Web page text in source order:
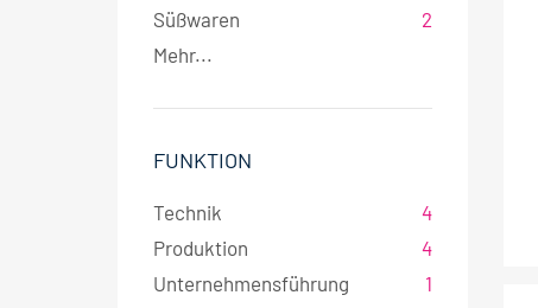
Süßwaren
2
Mehr...
FUNKTION
Technik
4
Produktion
4
Unternehmensführung
1